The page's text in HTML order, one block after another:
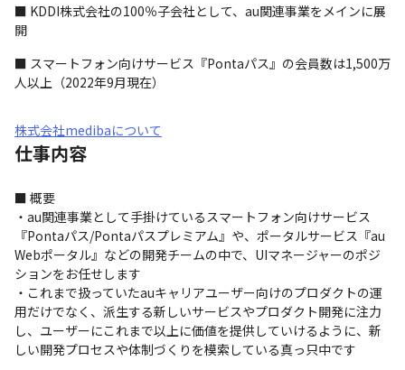
■ KDDI株式会社の100％子会社として、au関連事業をメインに展
開
■ スマートフォン向けサービス『Pontaパス』の会員数は1,500万
人以上（2022年9月現在）
株式会社medibaについて
仕事内容
■ 概要
・au関連事業として手掛けているスマートフォン向けサービス
『Pontaパス/Pontaパスプレミアム』や、ポータルサービス『au
Webポータル』などの開発チームの中で、UIマネージャーのポジ
ションをお任せします
・これまで扱っていたauキャリアユーザー向けのプロダクトの運
用だけでなく、派生する新しいサービスやプロダクト開発に注力
し、ユーザーにこれまで以上に価値を提供していけるように、新
しい開発プロセスや体制づくりを模索している真っ只中です